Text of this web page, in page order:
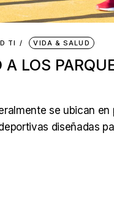
TI VIDA & SALUD
A LOS
se ubican
diseñadas